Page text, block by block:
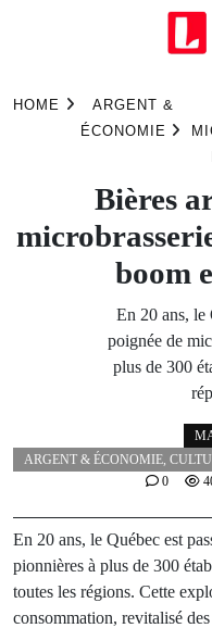
HOME
ARGENT &
ÉCONOMIE
Bières
boom
En 20 ans, le
poignée de
plus de 300
ARGENT & ÉCONOMIE,
0
En 20 ans, le Québec est
pionnières à plus de 300
toutes les régions. Cette
consommation, revitalisé